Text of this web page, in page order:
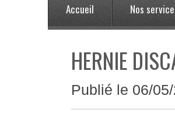
Accueil Nos
HERNIE
Publié le 06/